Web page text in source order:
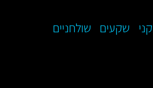
שקעים שולחניים